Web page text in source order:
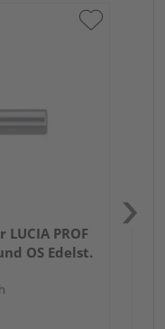
PROF
OS Edelst.